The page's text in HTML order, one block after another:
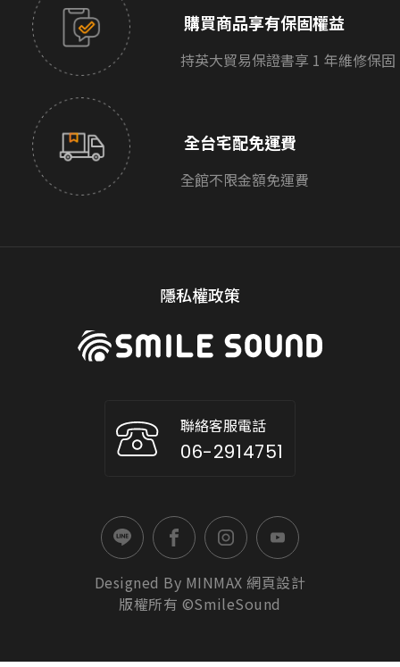
購買商品享有保固權益
持英大貿易保證書享 1 年維修保固
全台宅配免運費
全館不限金額免運費
隱私權政策
聯絡客服電話
06-2914751
Designed By MINMAX 網頁設計
版權所有 ©SmileSound